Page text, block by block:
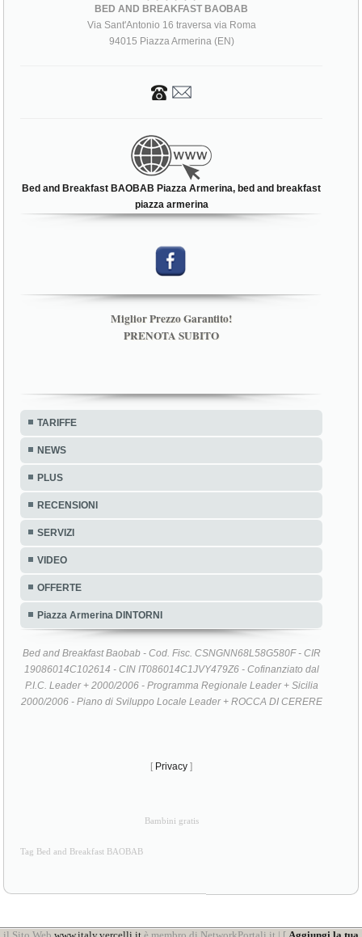
BED AND BREAKFAST BAOBAB
Via Sant'Antonio 16 traversa via Roma
94015 Piazza Armerina (EN)
Bed and Breakfast BAOBAB Piazza Armerina, bed and breakfast
piazza armerina
Miglior Prezzo Garantito!
PRENOTA SUBITO
TARIFFE
NEWS
PLUS
RECENSIONI
SERVIZI
VIDEO
OFFERTE
Piazza Armerina DINTORNI
Bed and Breakfast Baobab - Cod. Fisc. CSNGNN68L58G580F - CIR
19086014C102614 - CIN IT086014C1JVY479Z6 - Cofinanziato dal
P.I.C. Leader + 2000/2006 - Programma Regionale Leader + Sicilia
2000/2006 - Piano di Sviluppo Locale Leader + ROCCA DI CERERE
[ Privacy ]
Bambini gratis
Tag Bed and Breakfast BAOBAB